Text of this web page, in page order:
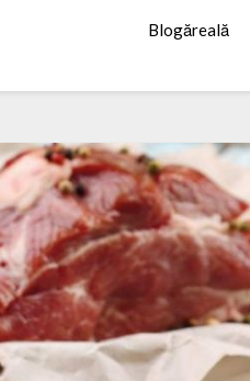
Blogăreală